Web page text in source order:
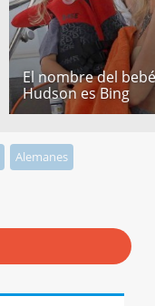
El nombre del
Hudson es Bing
Alemanes